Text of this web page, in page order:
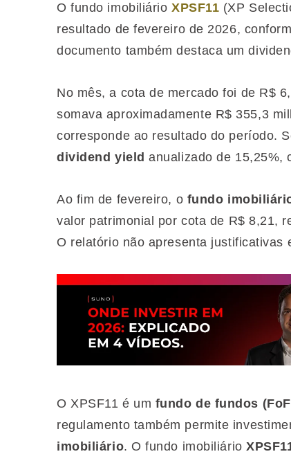
O fundo imobiliário XPSF11 (XP
resultado de fevereiro de 2026,
documento também destaca um
No mês, a cota de mercado foi de R$
somava aproximadamente R$ 355,3
corresponde ao resultado do período.
dividend yield anualizado de 15,25%,
Ao fim de fevereiro, o fundo
valor patrimonial por cota de R$ 8,21,
O relatório não apresenta justificativas
O XPSF11 é um fundo de fundos
regulamento também permite
imobiliário. O fundo imobiliário